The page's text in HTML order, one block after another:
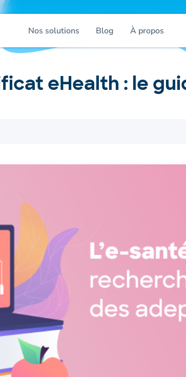
Nos solutions Blog À propos
VOUS
Télésecrétariat
Centres médicaux
eHealth : le